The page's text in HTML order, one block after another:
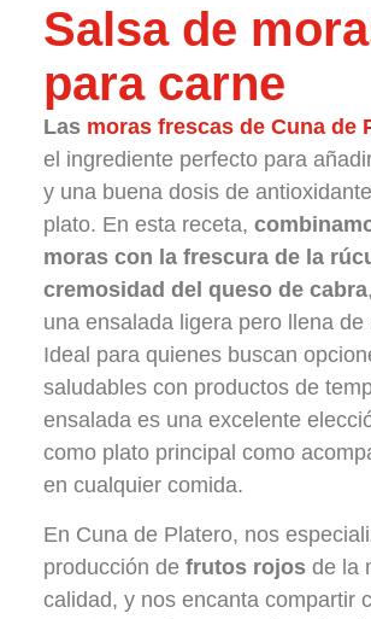
Salsa de
para carne
Las moras frescas de Cuna de
el ingrediente perfecto para
y una buena dosis de
plato. En esta receta,
moras con la frescura de la
cremosidad del queso de cabra
una ensalada ligera pero llena de
Ideal para quienes buscan
saludables con productos de
ensalada es una excelente
como plato principal como
en cualquier comida.
En Cuna de Platero, nos
producción de frutos rojosde la
calidad, y nos encanta compartir